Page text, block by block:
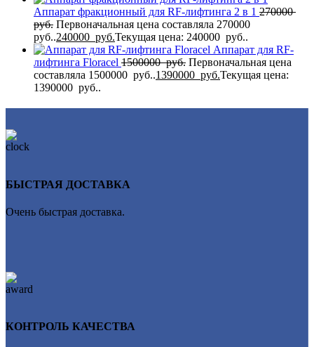
Аппарат фракционный для RF-лифтинга 2 в 1 270000
руб. Первоначальная цена составляла 270000
руб..240000 руб.Текущая цена: 240000 руб..
Аппарат для RF-
лифтинга Flоrасеl 1500000руб. Первоначальная цена
составляла 1500000 руб..1390000 руб.Текущая цена:
1390000 руб..
БЫСТРАЯ ДОСТАВКА
Очень быстрая доставка.
КОНТРОЛЬ КАЧЕСТВА